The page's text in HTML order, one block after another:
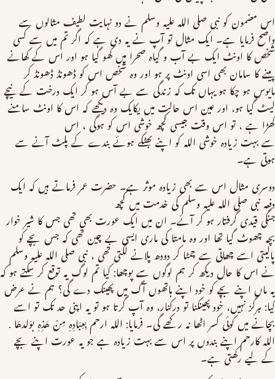
اس مضمون کو نبی صلی اللہ علیہ وسلم نے دو نہایت لطیف مثالوں سے
واضح فرمایا ہے۔ ایک مثال تو آپ نے یہ دی ہے کہ اگر تم میں سے کسی
شخص کا اونٹ ایک بے آب و گیاہ صحرا میں کھو گیا ہو اور اس کے کھانے
پینے کا سامان بھی اسی اونٹ پر ہو اور وہ شخص اس کو ڈھونڈ ڈھونڈ کر
مایوس ہو چکا ہو یہاں تک کہ زندگی سے بے آس ہو کر ایک درخت کے نیچے
لیٹ گیا ہو، اور عین اس حالت میں یکایک وہ دیکھے کہ اس کا اونٹ سامنے
کھڑا ہے ، تو اس وقت جیسی کچھ خوشی اس کو ہوگی ، اس
سے بہت زیادہ خوشی اللہ کو اپنے بھٹکے ہوئے بندے کے پلٹ آنے سے
ہوتی ہے۔
دوسری مثال اس سے بھی زیادہ موثر ہے۔ حضرت عمر فرماتے ہیں کہ ایک
دفعہ نبی صلی اللہ علیہ وسلم کی خدمت میں کچھ
جنگی قیدی گرفتار ہو کر آئے۔ ان میں ایک عورت بھی تھی جس کا شیر خوار
بچہ چھوٹ گیا تھا اور وہ مامتا کی ماری ایسی بے چین تھی کہ جس بچے کو
پالیتی اسے چھاتی سے چمٹا کر دودھ پلانے لگتی تھی ، نبی صلی اللہ علیہ وسلم
نے اس کا حال دیکھ کر ہم لوگوں سے پوچھا: کیا تم لوگ یہ توقع کر سکتے ہو کہ
یہ ماں اپنے بچے کو خود اپنے ہاتھوں آگ میں پھینک دے گی؟ ہم نے عرض
کیا: ہرگز نہیں، خود پھینکنا تو درکنار، وہ آپ گرتا ہو تو یہ اپنی حد تک تو اسے
بچانے میں کوئی کسر اٹھا نہ رکھے گی۔ فرمایا: الله ارحم بِعِبَادِهِ مِنْ هَذِهِ بوَلدهَا .
الله کارحم اپنے بندوں پر اس سے بہت زیادہ ہے جو یہ عورت اپنے بچے
کے لیے رکھتی ہے۔